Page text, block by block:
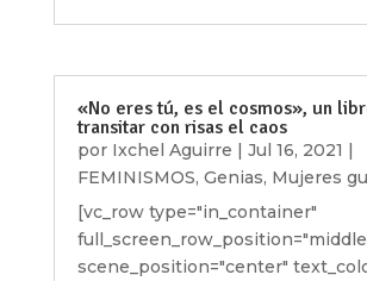
«No eres tú, es el cosmos», un
transitar con risas el caos
por Ixchel Aguirre | Jul 16, 2021 |
FEMINISMOS, Genias, Mujeres
[vc_row type="in_container"
scene_position="center"